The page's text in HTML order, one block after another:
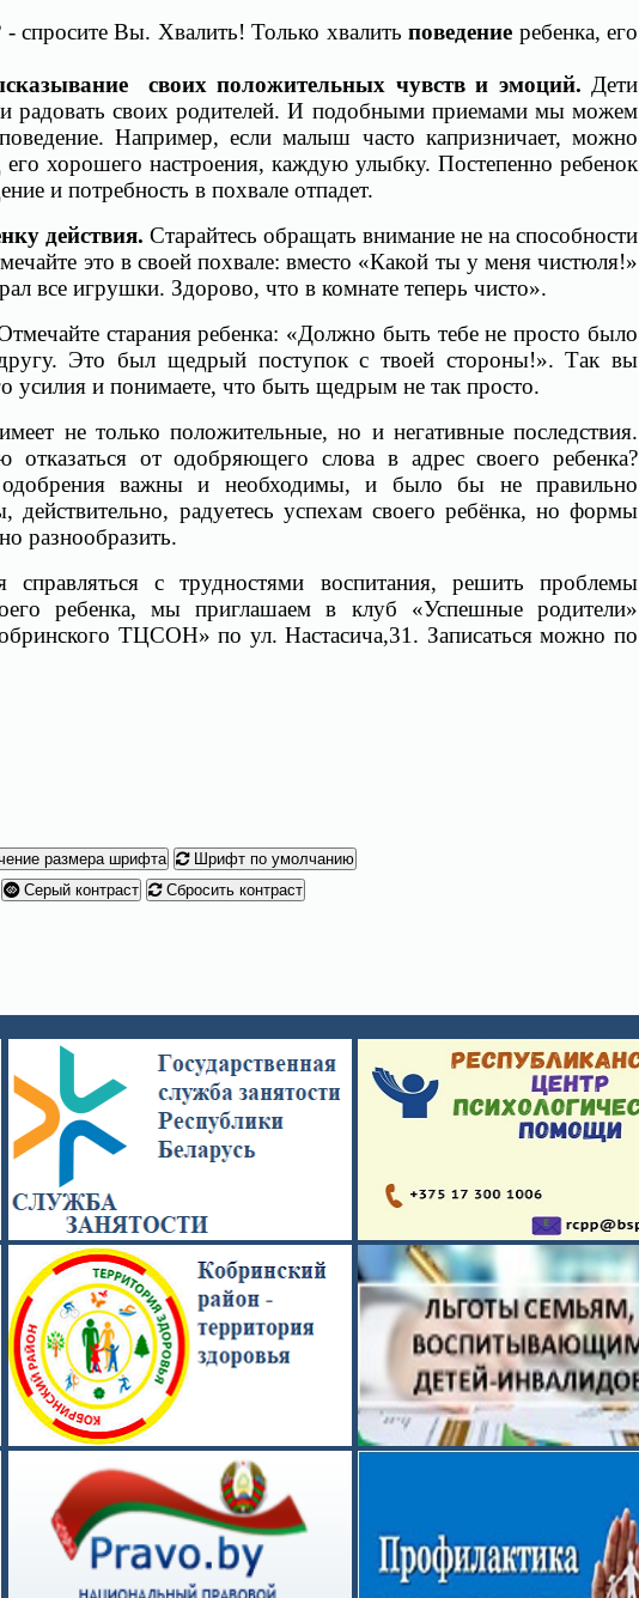
спросите Вы. Хвалить! Только хвалитьповедение ребенка, его
своих положительных чувств и эмоций. Дети
радовать своих родителей. И подобными приемами мы можем
Например, если малыш часто капризничает, можно
хорошего настроения, каждую улыбку. Постепенно ребенок
и потребность в похвале отпадет.
действия. Старайтесь обращать внимание не на способности
это в своей похвале: вместо «Какой ты у меня чистюля!»
все игрушки. Здорово, что в комнате теперь чисто».
старания ребенка: «Должно быть тебе не просто было
Это был щедрый поступок с твоей стороны!». Так вы
усилия и понимаете, что быть щедрым не так просто.
не только положительные, но и негативные последствия.
от одобряющего слова в адрес своего ребенка?
важны и необходимы, и было бы не правильно
действительно, радуетесь успехам своего ребёнка, но формы
разнообразить.
с трудностями воспитания, решить проблемы
ребенка, мы приглашаем в клуб «Успешные родители»
ТЦСОН» по ул. Настасича,31. Записаться можно по
размера шрифта
Шрифт по умолчанию
Серый контраст
Сбросить контраст